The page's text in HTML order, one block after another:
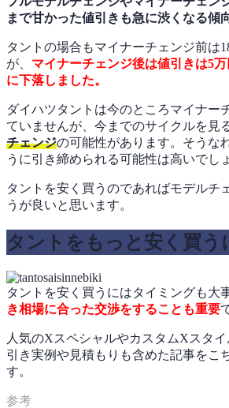
まで甘かった値引きも急に渋くなる傾
タントの場合もマイナーチェンジ前は
が、 マイナーチェンジ後は値引きは5
に下落しました。
ダイハツタントは今のところマイナー
ていませんが、今までのサイクルを見
チェンジの可能性があります。そうな
うに引き締められる可能性は高いでし
タントを安く買うのであればモデルチ
うが良いと思います。
タントをもっと安く買う
タントを安く買うにはタイミングも大
き相場に合った交渉をすることも重要
人気のXスペシャルやカスタムXスタ
引き実例や見積もりも含めた記事をこ
す。